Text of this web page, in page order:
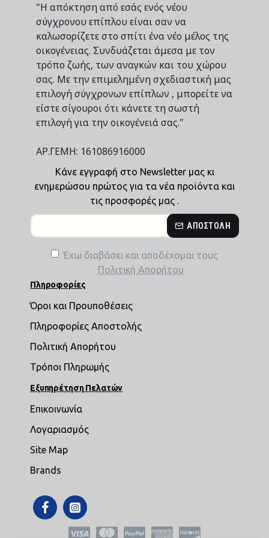
"Η απόκτηση από εσάς ενός νέου
σύγχρονου επίπλου είναι σαν να
καλωσορίζετε στο σπίτι ένα νέο μέλος της
οικογένειας. Συνδυάζεται άμεσα με τον
τρόπο ζωής, των αναγκών και του χώρου
σας. Με την επιμελημένη σχεδιαστική μας
επιλογή σύγχρονων επίπλων , μπορείτε να
είστε σίγουροι ότι κάνετε τη σωστή
επιλογή για την οικογένειά σας."
ΑΡ.ΓΕΜΗ: 161086916000
Κάνε εγγραφή στο Newsletter μας κι
ενημερώσου πρώτος για τα νέα προϊόντα και
τις προσφορές μας .
ΑΠΟΣΤΟΛΉ
Έχω διαβάσει και αποδέχομαι τους
Πολιτική Απορήτου
Πληροφορίες
Όροι και Προυποθέσεις
Πληροφορίες Αποστολής
Πολιτική Απορήτου
Τρόποι Πληρωμής
Εξυπηρέτηση Πελατών
Επικοινωνία
Λογαριασμός
Site Map
Brands